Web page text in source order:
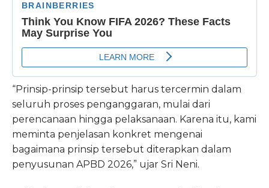
“Prinsip-prinsip tersebut harus tercermin dalam
seluruh proses penganggaran, mulai dari
perencanaan hingga pelaksanaan. Karena itu, kami
meminta penjelasan konkret mengenai
bagaimana prinsip tersebut diterapkan dalam
penyusunan APBD 2026,” ujar Sri Neni.